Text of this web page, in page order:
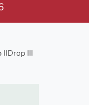
IIDrop III